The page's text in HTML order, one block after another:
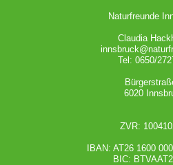
Naturfreunde
Claudia
Tel: 0650/
6020
ZVR:
IBAN: AT26 1600
BIC: